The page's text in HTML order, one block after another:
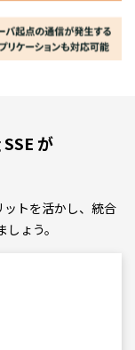
が
トを活かし、統合
ょう。